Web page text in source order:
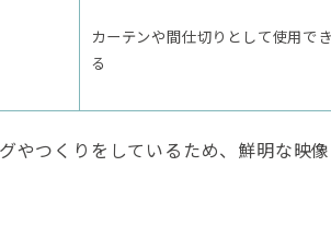
カーテンや間仕切りとして使用でき
る
やつくりをしているため、鮮明な映